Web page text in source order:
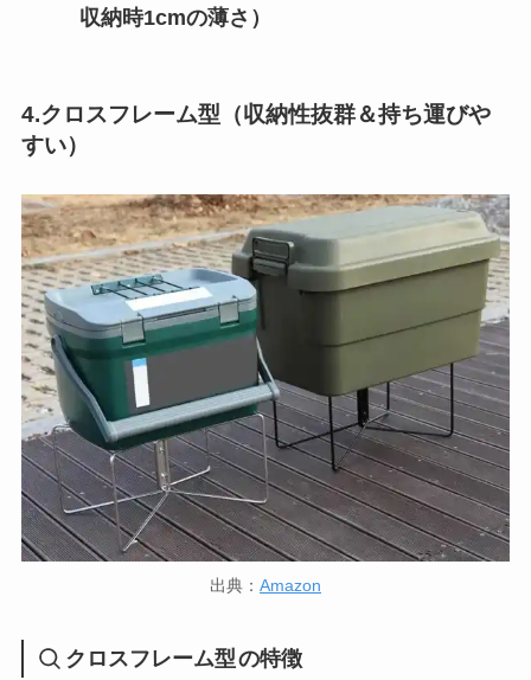
収納時1cmの薄さ）
4.クロスフレーム型（収納性抜群＆持ち運びや
すい）
出典： Amazon
クロスフレーム型の特徴